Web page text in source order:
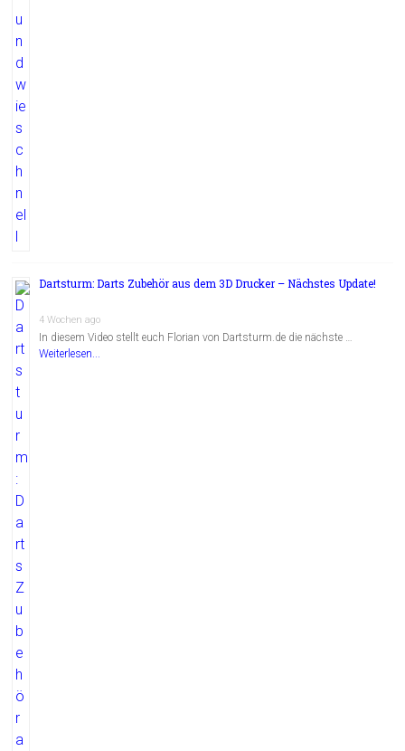
Dartsturm: Darts Zubehör aus dem 3D Drucker – Nächstes Update!
4 Wochen ago
In diesem Video stellt euch Florian von Dartsturm.de die nächste …
Weiterlesen...